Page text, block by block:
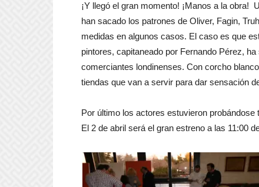
¡Y llegó el gran momento! ¡Manos a la obra!
han sacado los patrones de Oliver, Fagin,
medidas en algunos casos. El caso es que
pintores, capitaneado por Fernando Pérez,
comerciantes londinenses. Con corcho
tiendas que van a servir para dar sensación
Por último los actores estuvieron
El 2 de abril será el gran estreno a las 11:00